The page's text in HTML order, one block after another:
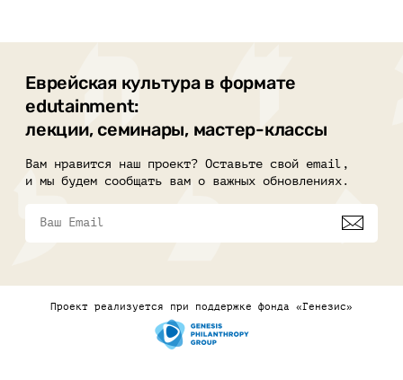
Еврейская культура в формате
edutainment:
лекции, семинары, мастер-классы
Вам нравится наш проект? Оставьте свой email,
и мы будем сообщать вам о важных обновлениях.
Проект реализуется при поддержке фонда «Генезис»